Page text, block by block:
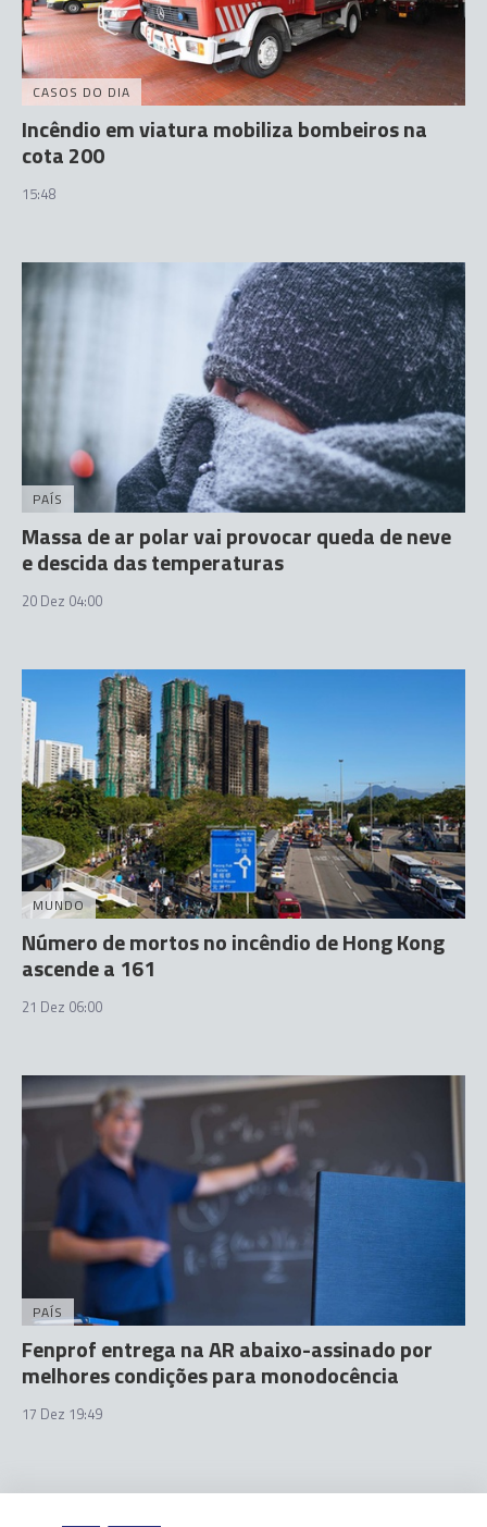
CASOS DO DIA
Incêndio em viatura mobiliza bombeiros na
cota 200
15:48
PAÍS
Massa de ar polar vai provocar queda de neve
e descida das temperaturas
20 Dez 04:00
MUNDO
Número de mortos no incêndio de Hong Kong
ascende a 161
21 Dez 06:00
PAÍS
Fenprof entrega na AR abaixo-assinado por
melhores condições para monodocência
17 Dez 19:49